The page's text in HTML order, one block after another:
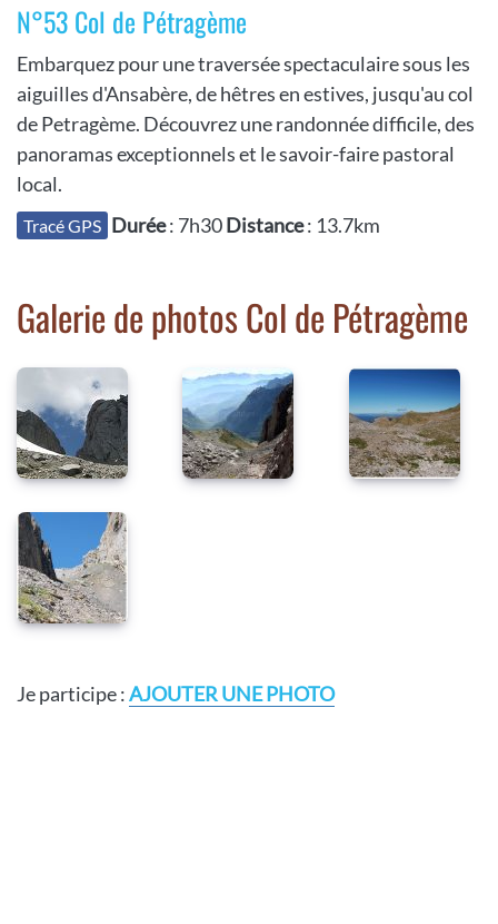
N°53 Col de Pétragème
Embarquez pour une traversée spectaculaire sous les
aiguilles d'Ansabère, de hêtres en estives, jusqu'au col
de Petragème. Découvrez une randonnée difficile, des
panoramas exceptionnels et le savoir-faire pastoral
local.
Tracé GPS Durée: 7h30Distance: 13.7km
Galerie de photos Col de Pétragème
Je participe :AJOUTER UNE PHOTO